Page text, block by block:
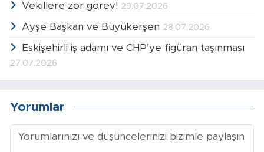
Vekillere zor görev! 29.07.2026
Ayşe Başkan ve Büyükerşen 28.07.2026
Eskişehirli iş adamı ve CHP’ye figüran taşınması
27.07.2026
Yorumlar